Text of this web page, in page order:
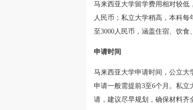
马来西亚大学留学费用相对较低
人民币；私立大学稍高，本科每
至3000人民币，涵盖住宿、饮食
申请时间
马来西亚大学申请时间，公立大
申请一般需提前3至6个月。私
请，建议尽早规划，确保材料齐